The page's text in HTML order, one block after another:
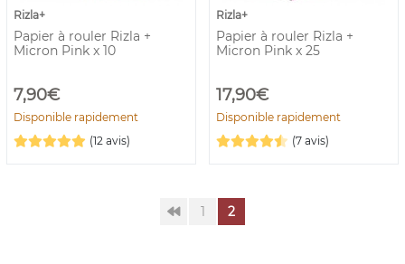
Rizla+
Papier à rouler Rizla +
Micron Pink x 10
7,90€
Disponible rapidement
(12 avis)
Rizla+
Papier à rouler Rizla +
Micron Pink x 25
17,90€
Disponible rapidement
(7 avis)
1 2